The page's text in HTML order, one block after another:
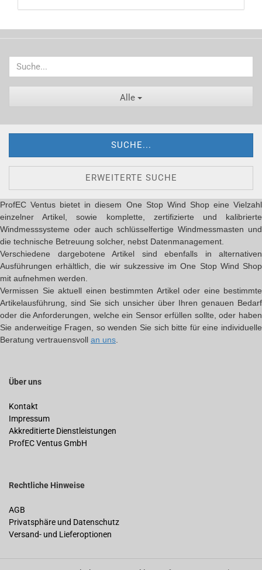
Alle
SUCHE...
ERWEITERTE SUCHE
ProfEC Ventus bietet in diesem One Stop Wind Shop eine Vielzahl
einzelner Artikel, sowie komplette, zertifizierte und kalibrierte
Windmesssysteme oder auch schlüsselfertige Windmessmasten und
die technische Betreuung solcher, nebst Datenmanagement.
Verschiedene dargebotene Artikel sind ebenfalls in alternativen
Ausführungen erhältlich, die wir sukzessive im One Stop Wind Shop
mit aufnehmen werden.
Vermissen Sie aktuell einen bestimmten Artikel oder eine bestimmte
Artikelausführung, sind Sie sich unsicher über Ihren genauen Bedarf
oder die Anforderungen, welche ein Sensor erfüllen sollte, oder haben
Sie anderweitige Fragen, so wenden Sie sich bitte für eine individuelle
Beratung vertrauensvoll an uns
Über uns
Kontakt
Impressum
Akkreditierte Dienstleistungen
ProfEC Ventus GmbH
Rechtliche Hinweise
AGB
Privatsphäre und Datenschutz
Versand- und Lieferoptionen